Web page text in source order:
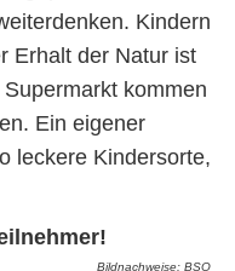
Kindern
Erhalt der Natur ist
kommen
Ein eigener
leckere Kindersorte,
Bildnachweise: BSO